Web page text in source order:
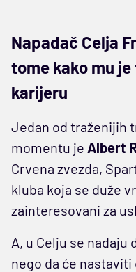
Napadač Celja
tome kako mu
karijeru
Jedan od traženijih
momentu je Albert
Crvena zvezda,
kluba koja se duže
zainteresovani za
A, u Celju se nadaju
nego da će